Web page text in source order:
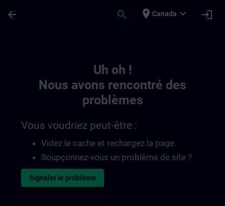
arrow_back search place Canada expand_more login
Uh oh !
Nous avons rencontré des
problèmes
Vous voudriez peut-être :
Videz le cache et rechargez la page.
Soupçonnez-vous un problème de site ?
Signaler le problème